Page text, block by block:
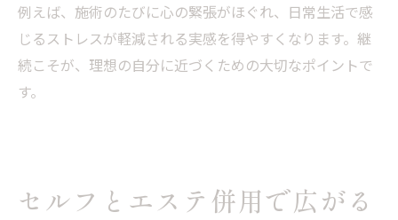
例えば、施術のたびに心の緊張がほぐれ、日常生活で感
じるストレスが軽減される実感を得やすくなります。継
続こそが、理想の自分に近づくための大切なポイントで
す。
セルフとエステ併用で広がる